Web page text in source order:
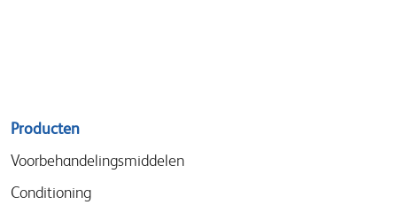
Sitemap
menu
Producten
Voorbehandelingsmiddelen
Conditioning